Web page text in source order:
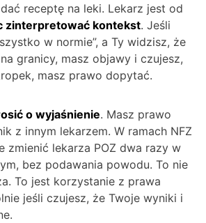
receptę na leki. Lekarz jest od
zinterpretować kontekst. Jeśli
w normie”, a Ty widzisz, że
granicy, masz objawy i czujesz,
masz prawo dopytać.
o wyjaśnienie. Masz prawo
z innym lekarzem. W ramach NFZ
zmienić lekarza POZ dwa razy w
bez podawania powodu. To nie
To jest korzystanie z prawa
jeśli czujesz, że Twoje wyniki i